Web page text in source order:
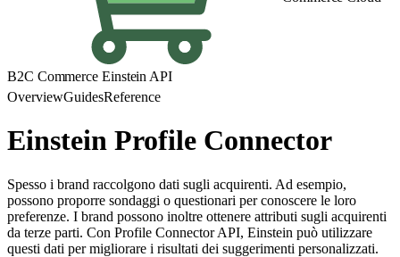
B2C Commerce Einstein API
OverviewGuidesReference
Einstein Profile Connector
Spesso i brand raccolgono dati sugli acquirenti. Ad esempio,
possono proporre sondaggi o questionari per conoscere le loro
preferenze. I brand possono inoltre ottenere attributi sugli acquirenti
da terze parti. Con Profile Connector API, Einstein può utilizzare
questi dati per migliorare i risultati dei suggerimenti personalizzati.